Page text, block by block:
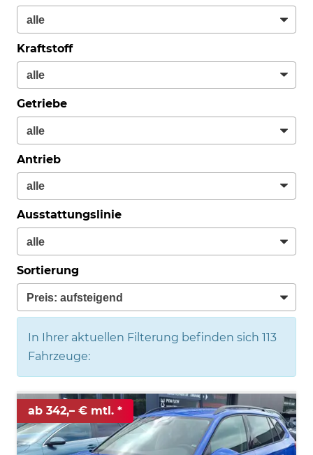
Kraftstoff
Getriebe
Antrieb
Ausstattungslinie
Sortierung
In Ihrer aktuellen Filterung befinden sich 113
Fahrzeuge:
ab 342,– € mtl.